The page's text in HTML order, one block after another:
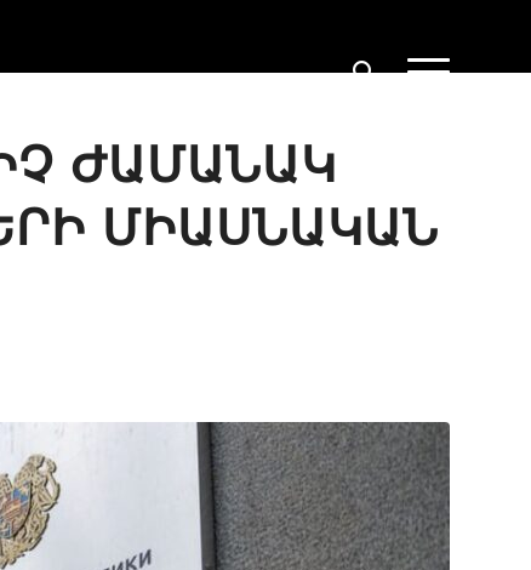
ԺԱՄԱՆԱԿ
ՄԻԱՍՆԱԿԱՆ